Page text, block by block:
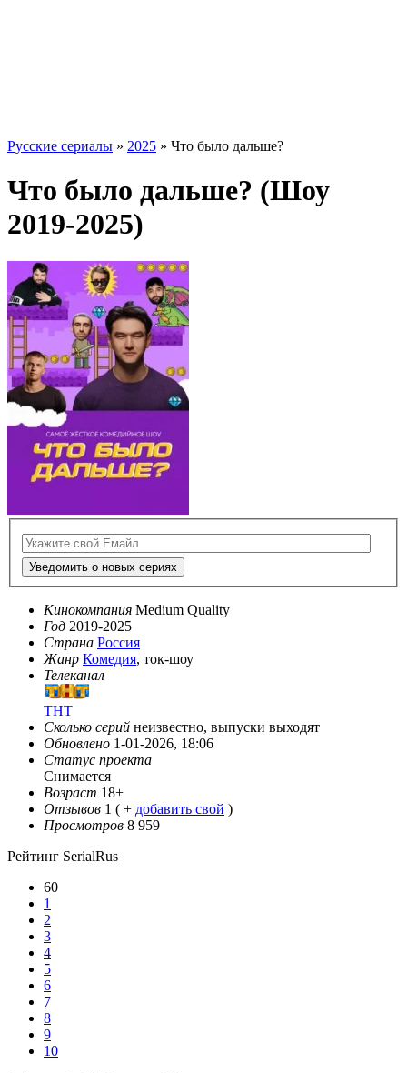
Русские сериалы » 2025 » Что было дальше?
Что было дальше? (Шоу
2019-2025)
Уведомить о новых сериях
Кинокомпания Medium Quality
Год 2019-2025
Страна Россия
Жанр Комедия, ток-шоу
Телеканал
ТНТ
Сколько серий неизвестно, выпуски выходят
Обновлено 1-01-2026, 18:06
Статус проекта
Снимается
Возраст 18+
Отзывов 1 ( + добавить свой )
Просмотров 8 959
Рейтинг SerialRus
60
1
2
3
4
5
6
7
8
9
10